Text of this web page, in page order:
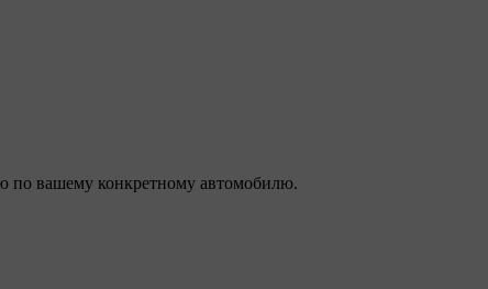
по вашему конкретному автомобилю.